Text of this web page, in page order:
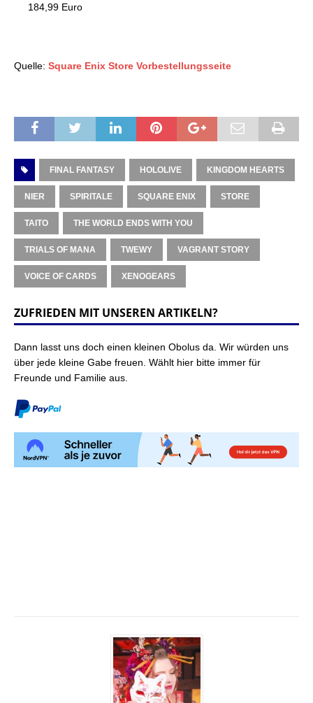
184,99 Euro
Quelle: Square Enix Store Vorbestellungsseite
FINAL FANTASY HOLOLIVE KINGDOM HEARTS
NIER SPIRITALE SQUARE ENIX STORE
TAITO THE WORLD ENDS WITH YOU
TRIALS OF MANA TWEWY VAGRANT STORY
VOICE OF CARDS XENOGEARS
ZUFRIEDEN MIT UNSEREN ARTIKELN?
Dann lasst uns doch einen kleinen Obolus da. Wir würden uns
über jede kleine Gabe freuen. Wählt hier bitte immer für
Freunde und Familie aus.